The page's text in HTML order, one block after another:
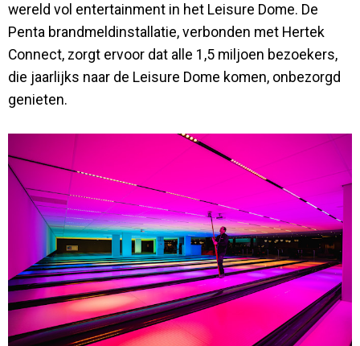
wereld vol entertainment in het Leisure Dome. De
Penta brandmeldinstallatie, verbonden met Hertek
Connect, zorgt ervoor dat alle 1,5 miljoen bezoekers,
die jaarlijks naar de Leisure Dome komen, onbezorgd
genieten.